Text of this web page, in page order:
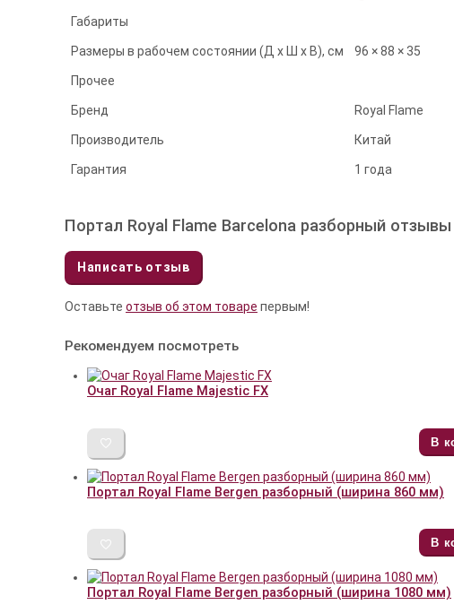
Габариты
Размеры в рабочем состоянии (Д х Ш х В), см 96 × 88 × 35
Прочее
Бренд Royal Flame
Производитель Китай
Гарантия 1 года
Портал Royal Flame Barcelona разборный отзывы
Написать отзыв
Оставьте отзыв об этом товаре первым!
Рекомендуем посмотреть
Очаг Royal Flame Majestic FX
В
Портал Royal Flame Bergen разборный (ширина 860 мм)
В
Портал Royal Flame Bergen разборный (ширина 1080 мм)